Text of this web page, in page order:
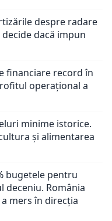
despre radare
dacă impun
financiare record în
operațional a
minime istorice.
și alimentarea
bugetele pentru
deceniu. România
mers în direcția